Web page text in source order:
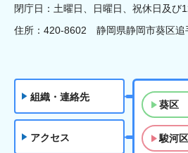
閉庁日：土曜日、日曜日、祝休日及び
住所：420-8602 静岡県静岡市葵区追
組織・連絡先
アクセス
葵区
駿河区